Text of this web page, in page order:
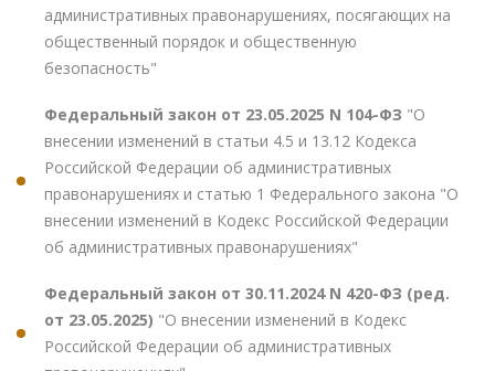
административных правонарушениях, посягающих на
общественный порядок и общественную
безопасность"
Федеральный закон от 23.05.2025 N 104-ФЗ "О
внесении изменений в статьи 4.5 и 13.12 Кодекса
Российской Федерации об административных
правонарушениях и статью 1 Федерального закона "О
внесении изменений в Кодекс Российской Федерации
об административных правонарушениях"
Федеральный закон от 30.11.2024 N 420-ФЗ (ред.
от 23.05.2025) "О внесении изменений в Кодекс
Российской Федерации об административных